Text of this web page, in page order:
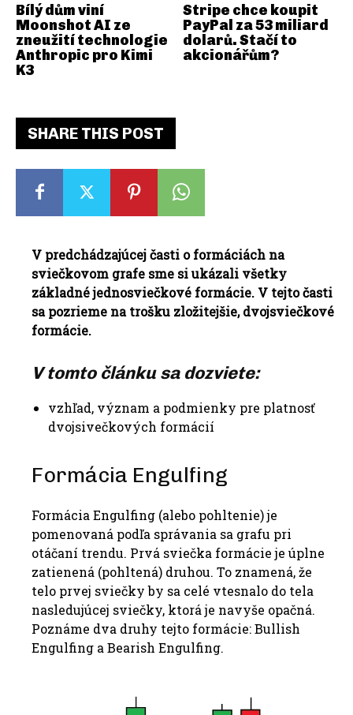
SHARE THIS POST
V predchádzajúcej časti o formáciách na
sviečkovom grafe sme si ukázali všetky
základné jednosviečkové formácie. V tejto časti
sa pozrieme na trošku zložitejšie, dvojsviečkové
formácie.
V tomto článku sa dozviete:
vzhľad, význam a podmienky pre platnosť
dvojsivečkových formácií
Formácia Engulfing
Formácia Engulfing (alebo pohltenie) je
pomenovaná podľa správania sa grafu pri
otáčaní trendu. Prvá sviečka formácie je úplne
zatienená (pohltená) druhou. To znamená, že
telo prvej sviečky by sa celé vtesnalo do tela
nasledujúcej sviečky, ktorá je navyše opačná.
Poznáme dva druhy tejto formácie: Bullish
Engulfing a Bearish Engulfing.
Bílý dům viní
Moonshot AI ze
zneužití technologie
Anthropic pro Kimi
K3
Stripe chce koupit
PayPal za 53 miliard
dolarů. Stačí to
akcionářům?